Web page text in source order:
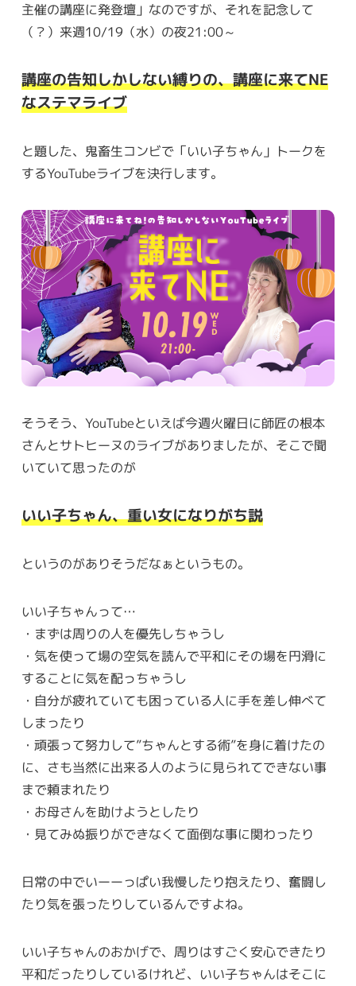
主催の講座に発登壇」なのですが、それを記念して
（？）来週10/19（水）の夜21:00～
講座の告知しかしない縛りの、講座に来てNE
なステマライブ
と題した、鬼畜生コンビで「いい子ちゃん」トークを
するYouTubeライブを決行します。
そうそう、YouTubeといえば今週火曜日に師匠の根本
さんとサトヒーヌのライブがありましたが、そこで聞
いていて思ったのが
いい子ちゃん、重い女になりがち説
というのがありそうだなぁというもの。
いい子ちゃんって…
・まずは周りの人を優先しちゃうし
・気を使って場の空気を読んで平和にその場を円滑に
することに気を配っちゃうし
・自分が疲れていても困っている人に手を差し伸べて
しまったり
・頑張って努力して”ちゃんとする術”を身に着けたの
に、さも当然に出来る人のように見られてできない事
まで頼まれたり
・お母さんを助けようとしたり
・見てみぬ振りができなくて面倒な事に関わったり
日常の中でいーーっぱい我慢したり抱えたり、奮闘し
たり気を張ったりしているんですよね。
いい子ちゃんのおかげで、周りはすごく安心できたり
平和だったりしているけれど、いい子ちゃんはそこに